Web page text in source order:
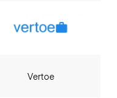
Vertoe